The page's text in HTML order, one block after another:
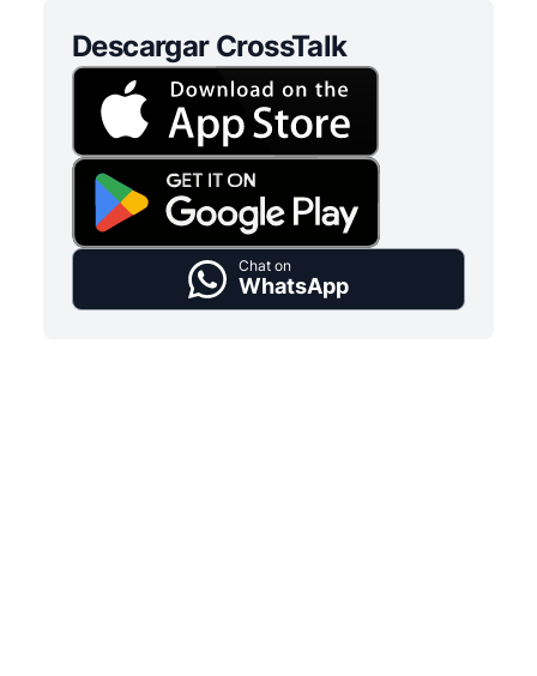
Descargar CrossTalk
Chat on
WhatsApp